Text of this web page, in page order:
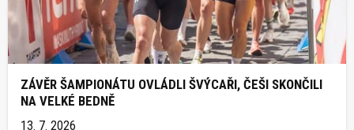
ZÁVĚR ŠAMPIONÁTU OVLÁDLI ŠVÝCAŘI, ČEŠI SKONČILI
NA VELKÉ BEDNĚ
13. 7. 2026